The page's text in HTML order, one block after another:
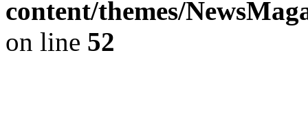
content/themes/
on line 52